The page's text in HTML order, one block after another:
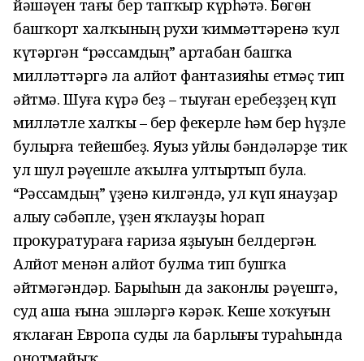
йәшәүен тағы бер тапҡыр күрһәтә. Бөгөн
башҡорт халҡының рухи ҡиммәттәренә ҡул
күтәргән “рәссамдың” артабан башҡа
милләттәргә ла алйот фантазияһы етмәҫ тип
әйтмә. Шуға күрә беҙ – тыуған еребеҙҙең күп
милләтле халҡы – бер фекерле һәм бер һүҙле
булырға тейешбеҙ. Яуыз уйлы бәндәләрҙе тик
ул шул рәүешле аҡылға ултыртып була.
“Рәссамдың” үҙенә килгәндә, ул күп янауҙар
алыу сәбәпле, үҙен яҡлауҙы һорап
прокуратураға ғариза яҙыуын белдергән.
Алйот менән алйот булма тип бушҡа
әйтмәгәндәр. Барыһын да законлы рәүештә,
суд аша ғына эшләргә кәрәк. Кеше хоҡуғын
яҡлаған Европа суды ла барлығы тураһында